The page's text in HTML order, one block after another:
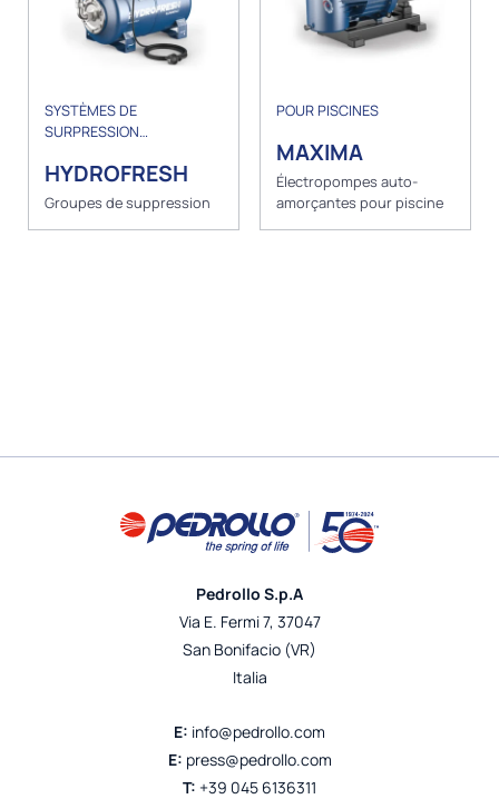
SYSTÈMES DE
SURPRESSION
HYDROFRESH
Groupes de suppression
POUR PISCINES
MAXIMA
Électropompes auto-
amorçantes pour piscine
Pedrollo S.p.A
Via E. Fermi 7, 37047
San Bonifacio (VR)
Italia
E: info@pedrollo.com
E: press@pedrollo.com
T: +39 045 6136311